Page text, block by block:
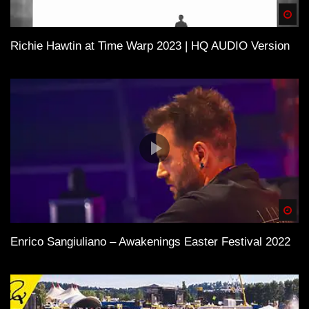
Richie Hawtin at Time Warp 2023 | HQ AUDIO Version
Enrico Sangiuliano – Awakenings Easter Festival 2022